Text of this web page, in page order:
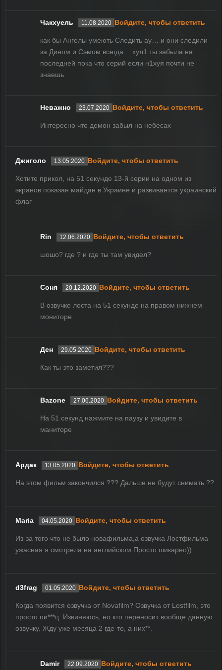
Чакхуель 11.08.2020 Войдите, чтобы ответить
как бы Ангелы умеють Следить ау… и они следили
за Дином и Сэмом всегда… хул1 ты забыла на
последней пока что серий если н1хуя почти не
знаешь
Неважно 23.07.2020 Войдите, чтобы ответить
Интересно что демон забыл на небесах
Джиголо 13.05.2020 Войдите, чтобы ответить
Хотите прикол, на 51 секунде 13-й серии на одном из
экранов показан майдан в Украине и развивается украинский
флаг
Rin 12.06.2020 Войдите, чтобы ответить
шошо? где ? и где ты там увидел?
Соня 20.12.2020 Войдите, чтобы ответить
В озвучке лоста на 51 секунде на правом нижнем
мониторе
Ден 29.05.2020 Войдите, чтобы ответить
Как ты это заметил???
Bazone 27.06.2020 Войдите, чтобы ответить
На 51 секунд нажмите на паузу и увидите в
маниторе
Ардак 13.05.2020 Войдите, чтобы ответить
На этом фильм закончился ??? Дальше не будут снимать ??
Maria 04.05.2020 Войдите, чтобы ответить
Из-за того что не было новафильма,а озвучка Лостфильма
ужасная я смотрела на английском.Просто шикарно))
d3frag 01.05.2020 Войдите, чтобы ответить
Когда появится озвучка от Novafilm? Озвучка от Lostfilm, это
просто пи***ц. Извиняюсь, но кто переносит вообще данную
озвучку. Жду уже месяца 2 где-то, а них**.
Damir 22.09.2020 Войдите, чтобы ответить